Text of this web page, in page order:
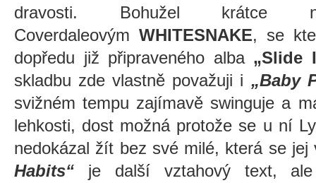
dravosti. Bohužel
Coverdaleovým WHITESNAKE, se
dopředu již připraveného alba „Slide
skladbu zde vlastně považuji i „Baby
svižném tempu zajímavě swinguje a
lehkosti, dost možná protože se u ní
nedokázal žít bez své milé, která se
Habits“ je další vztahový text,